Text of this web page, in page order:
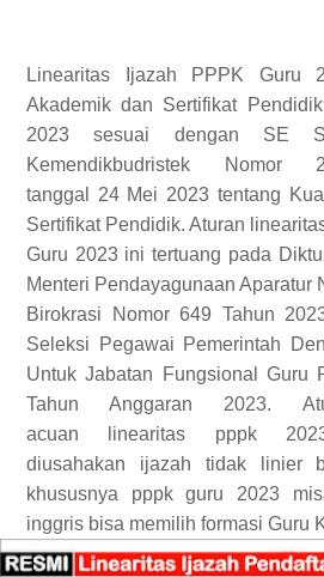
Linearitas Ijazah PPPK Guru
Akademik dan Sertifikat
2023 sesuai dengan SE
Kemendikbudristek Nomor
tanggal 24 Mei 2023 tentang
Sertifikat Pendidik. Aturan
Guru 2023 ini tertuang pada
Menteri Pendayagunaan Aparatur
Birokrasi Nomor 649 Tahun
Seleksi Pegawai Pemerintah
Untuk Jabatan Fungsional Guru
Tahun Anggaran 2023.
acuan linearitas pppk
diusahakan ijazah tidak linier
khususnya pppk guru 2023
inggris bisa memilih formasi Guru